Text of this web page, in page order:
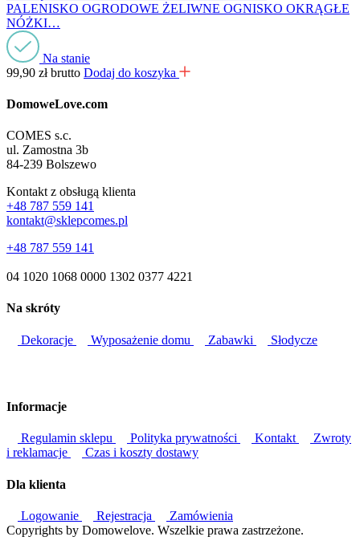
PALENISKO OGRODOWE ŻELIWNE OGNISKO OKRĄGŁE
NÓŻKI…
Na stanie
99,90 zł brutto Dodaj do koszyka
DomoweLove.com
COMES s.c.
ul. Zamostna 3b
84-239 Bolszewo
Kontakt z obsługą klienta
+48 787 559 141
kontakt@sklepcomes.pl
+48 787 559 141
04 1020 1068 0000 1302 0377 4221
Na skróty
Dekoracje Wyposażenie domu Zabawki Słodycze
Informacje
Regulamin sklepu Polityka prywatności Kontakt
Zwroty
i reklamacje
Czas i koszty dostawy
Dla klienta
Logowanie Rejestracja
Zamówienia
Copyrights by Domowelove. Wszelkie prawa zastrzeżone.